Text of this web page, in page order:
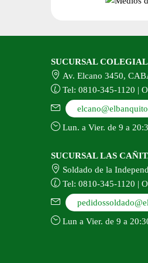
SUCURSAL
Av. Elcano 3450,
Tel: 0810-345-1120 |
Lun. a Vier. de 9 a
SUCURSAL LAS
Soldado de la
Tel: 0810-345-1120 |
Lun a Vier. de 9 a